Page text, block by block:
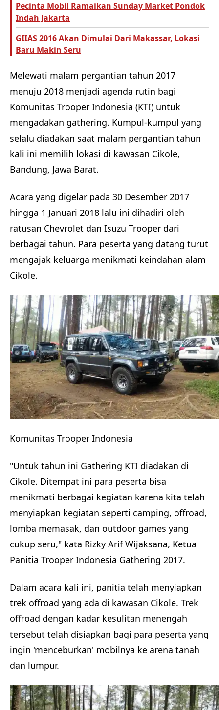
Pecinta Mobil Ramaikan Sunday Market Pondok
Indah Jakarta
GIIAS 2016 Akan Dimulai Dari Makassar, Lokasi
Baru Makin Seru
Melewati malam pergantian tahun 2017
menuju 2018 menjadi agenda rutin bagi
Komunitas Trooper Indonesia (KTI) untuk
mengadakan gathering. Kumpul-kumpul yang
selalu diadakan saat malam pergantian tahun
kali ini memilih lokasi di kawasan Cikole,
Bandung, Jawa Barat.
Acara yang digelar pada 30 Desember 2017
hingga 1 Januari 2018 lalu ini dihadiri oleh
ratusan Chevrolet dan Isuzu Trooper dari
berbagai tahun. Para peserta yang datang turut
mengajak keluarga menikmati keindahan alam
Cikole.
Komunitas Trooper Indonesia
"Untuk tahun ini Gathering KTI diadakan di
Cikole. Ditempat ini para peserta bisa
menikmati berbagai kegiatan karena kita telah
menyiapkan kegiatan seperti camping, offroad,
lomba memasak, dan outdoor games yang
cukup seru," kata Rizky Arif Wijaksana, Ketua
Panitia Trooper Indonesia Gathering 2017.
Dalam acara kali ini, panitia telah menyiapkan
trek offroad yang ada di kawasan Cikole. Trek
offroad dengan kadar kesulitan menengah
tersebut telah disiapkan bagi para peserta yang
ingin 'menceburkan' mobilnya ke arena tanah
dan lumpur.